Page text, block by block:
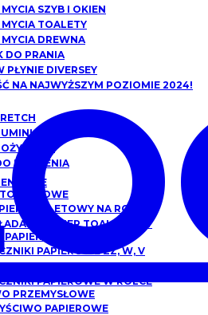
SZYB I OKIEN
TOALETY
DREWNA
DO PRANIA
PŁYNIE DIVERSEY
NA NAJWYŻSZYM POZIOMIE 2024!
PIECZENIA
TOALETOWY NA ROLCE
PAPIER TOALETOWY
PAPIEROWE
PAPIEROWE ZZ, W, V
PAPIEROWE W ROLCE
PRZEMYSŁOWE
PAPIEROWE